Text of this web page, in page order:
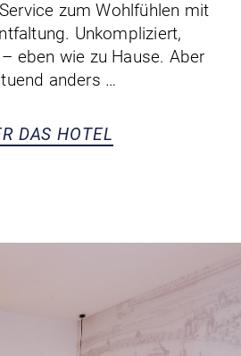
zum Wohlfühlen mit
Unkompliziert,
eben wie zu Hause. Aber
anders …
DAS HOTEL